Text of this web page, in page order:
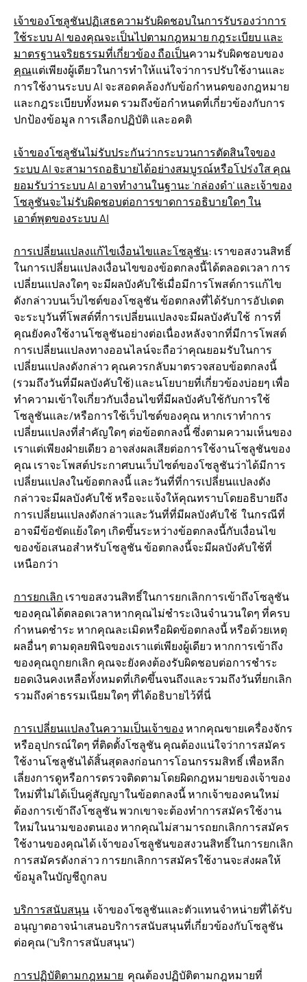
เจ้าของโซลูชันปฏิเสธความรับผิดชอบในการรับรองว่าการ
ใช้ระบบ AI ของคุณจะเป็นไปตามกฎหมาย กฎระเบียบ และ
มาตรฐานจริยธรรมที่เกี่ยวข้อง ถือเป็นความรับผิดชอบของ
คุณแต่เพียงผู้เดียวในการทำให้แน่ใจว่าการปรับใช้งานและ
การใช้งานระบบ AI จะสอดคล้องกับข้อกำหนดของกฎหมาย
และกฎระเบียบทั้งหมด รวมถึงข้อกำหนดที่เกี่ยวข้องกับการ
ปกป้องข้อมูล การเลือกปฏิบัติ และอคติ
เจ้าของโซลูชันไม่รับประกันว่ากระบวนการตัดสินใจของ
ระบบ AI จะสามารถอธิบายได้อย่างสมบูรณ์หรือโปร่งใส คุณ
ยอมรับว่าระบบ AI อาจทำงานในฐานะ 'กล่องดำ' และเจ้าของ
โซลูชันจะไม่รับผิดชอบต่อการขาดการอธิบายใดๆ ใน
เอาต์พุตของระบบ AI
การเปลี่ยนแปลงแก้ไขเงื่อนไขและโซลูชัน: เราขอสงวนสิทธิ์
ในการเปลี่ยนแปลงเงื่อนไขของข้อตกลงนี้ได้ตลอดเวลา การ
เปลี่ยนแปลงใดๆ จะมีผลบังคับใช้เมื่อมีการโพสต์การแก้ไข
ดังกล่าวบนเว็บไซต์ของโซลูชัน ข้อตกลงที่ได้รับการอัปเดต
จะระบุวันที่โพสต์ที่การเปลี่ยนแปลงจะมีผลบังคับใช้ การที่
คุณยังคงใช้งานโซลูชันอย่างต่อเนื่องหลังจากที่มีการโพสต์
การเปลี่ยนแปลงทางออนไลน์จะถือว่าคุณยอมรับในการ
เปลี่ยนแปลงดังกล่าว คุณควรกลับมาตรวจสอบข้อตกลงนี้
(รวมถึงวันที่มีผลบังคับใช้) และนโยบายที่เกี่ยวข้องบ่อยๆ เพื่อ
ทำความเข้าใจเกี่ยวกับเงื่อนไขที่มีผลบังคับใช้กับการใช้
โซลูชันและ/หรือการใช้เว็บไซต์ของคุณ หากเราทำการ
เปลี่ยนแปลงที่สำคัญใดๆ ต่อข้อตกลงนี้ ซึ่งตามความเห็นของ
เราแต่เพียงฝ่ายเดียว อาจส่งผลเสียต่อการใช้งานโซลูชันของ
คุณ เราจะโพสต์ประกาศบนเว็บไซต์ของโซลูชันว่าได้มีการ
เปลี่ยนแปลงในข้อตกลงนี้ และวันที่ที่การเปลี่ยนแปลงดัง
กล่าวจะมีผลบังคับใช้ หรือจะแจ้งให้คุณทราบโดยอธิบายถึง
การเปลี่ยนแปลงดังกล่าวและวันที่ที่มีผลบังคับใช้ ในกรณีที่
อาจมีข้อขัดแย้งใดๆ เกิดขึ้นระหว่างข้อตกลงนี้กับเงื่อนไข
ของข้อเสนอสำหรับโซลูชัน ข้อตกลงนี้จะมีผลบังคับใช้ที่
เหนือกว่า
การยกเลิก เราขอสงวนสิทธิ์ในการยกเลิกการเข้าถึงโซลูชัน
ของคุณได้ตลอดเวลาหากคุณไม่ชำระเงินจำนวนใดๆ ที่ครบ
กำหนดชำระ หากคุณละเมิดหรือผิดข้อตกลงนี้ หรือด้วยเหตุ
ผลอื่นๆ ตามดุลยพินิจของเราแต่เพียงผู้เดียว หากการเข้าถึง
ของคุณถูกยกเลิก คุณจะยังคงต้องรับผิดชอบต่อการชำระ
ยอดเงินคงเหลือทั้งหมดที่เกิดขึ้นจนถึงและรวมถึงวันที่ยกเลิก
รวมถึงค่าธรรมเนียมใดๆ ที่ได้อธิบายไว้ที่นี่
การเปลี่ยนแปลงในความเป็นเจ้าของ หากคุณขายเครื่องจักร
หรืออุปกรณ์ใดๆ ที่ติดตั้งโซลูชัน คุณต้องแน่ใจว่าการสมัคร
ใช้งานโซลูชันได้สิ้นสุดลงก่อนการโอนกรรมสิทธิ์ เพื่อหลีก
เลี่ยงการดูหรือการตรวจติดตามโดยผิดกฎหมายของเจ้าของ
ใหม่ที่ไม่ได้เป็นคู่สัญญาในข้อตกลงนี้ หากเจ้าของคนใหม่
ต้องการเข้าถึงโซลูชัน พวกเขาจะต้องทำการสมัครใช้งาน
ใหม่ในนามของตนเอง หากคุณไม่สามารถยกเลิกการสมัคร
ใช้งานของคุณได้ เจ้าของโซลูชันขอสงวนสิทธิ์ในการยกเลิก
การสมัครดังกล่าว การยกเลิกการสมัครใช้งานจะส่งผลให้
ข้อมูลในบัญชีถูกลบ
บริการสนับสนุน เจ้าของโซลูชันและตัวแทนจำหน่ายที่ได้รับ
อนุญาตอาจนำเสนอบริการสนับสนุนที่เกี่ยวข้องกับโซลูชัน
ต่อคุณ ("บริการสนับสนุน")
การปฏิบัติตามกฎหมาย คุณต้องปฏิบัติตามกฎหมายที่